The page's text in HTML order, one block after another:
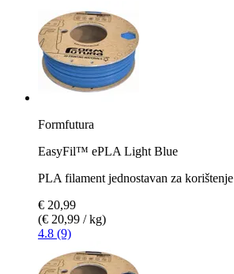
Formfutura
EasyFil™ ePLA Light Blue
PLA filament jednostavan za korištenje
€ 20,99
(€ 20,99 / kg)
4.8 (9)